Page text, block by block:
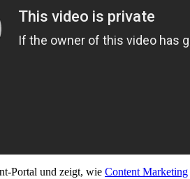
Portal und zeigt, wie Content Marketing